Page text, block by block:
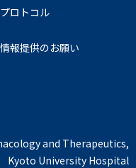
ロトコル
報提供のお願い
and Therapeutics,
Kyoto University Hospital